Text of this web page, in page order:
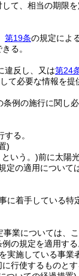
て、相当の期限
第19条の規定によ
る。
違反し、又は第24
て必要な情報を提
例の施行に関し
る。
)
いう。)前に太陽
定の適用について
に着手している特
業については、
の規定を適用する
実施している事業
行使するものとす